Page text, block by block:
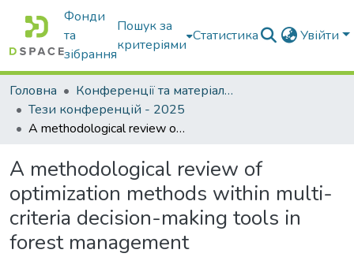
Фонди
та
зібрання
Пошук за
критеріями
Статистика Увійти
Головна
Конференції та матеріали конференцій
Тези конференцій - 2025
A methodological review of optimization methods within multi-criteria decision-making tools in forest management
A methodological review of
optimization methods within multi-
criteria decision-making tools in
forest management